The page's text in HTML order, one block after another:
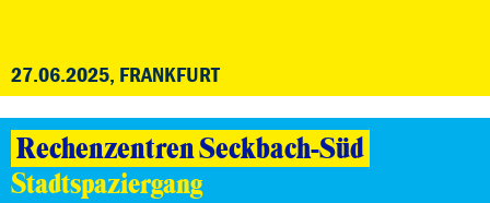
27.06.2025, FRANKFURT
Rechenzentren Seckbach-Süd
Stadtspaziergang